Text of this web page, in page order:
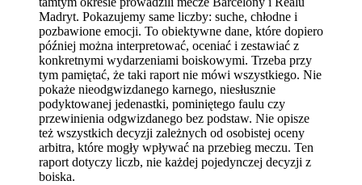
Madryt. Pokazujemy same liczby: suche, chłodne i
pozbawione emocji. To obiektywne dane, które dopiero
później można interpretować, oceniać i zestawiać z
konkretnymi wydarzeniami boiskowymi. Trzeba przy
tym pamiętać, że taki raport nie mówi wszystkiego. Nie
pokaże nieodgwizdanego karnego, niesłusznie
podyktowanej jedenastki, pominiętego faulu czy
przewinienia odgwizdanego bez podstaw. Nie opisze
też wszystkich decyzji zależnych od osobistej oceny
arbitra, które mogły wpływać na przebieg meczu. Ten
raport dotyczy liczb, nie każdej pojedynczej decyzji z
boiska.